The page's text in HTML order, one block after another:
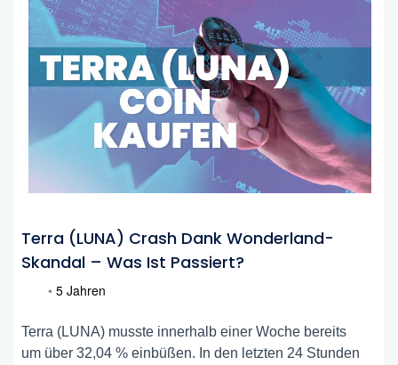
Terra (LUNA) Crash Dank Wonderland-
Skandal – Was Ist Passiert?
• 5 Jahren
Terra (LUNA) musste innerhalb einer Woche bereits
um über 32,04 % einbüßen. In den letzten 24 Stunden